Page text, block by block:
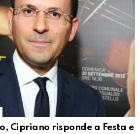
Cipriano risponde a Festa e